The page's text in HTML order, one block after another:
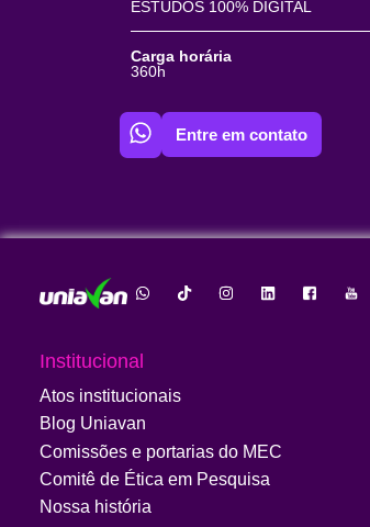
ESTUDOS 100% DIGITAL
Carga horária
360h
Entre em contato
Institucional
Atos institucionais
Blog Uniavan
Comissões e portarias do MEC
Comitê de Ética em Pesquisa
Nossa história